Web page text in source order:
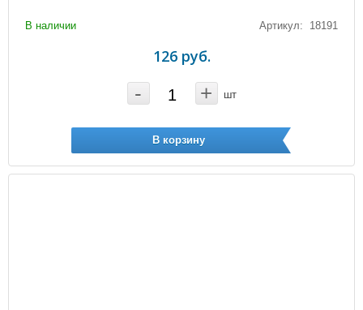
В наличии Артикул: 18191
126 руб.
- + шт
В корзину